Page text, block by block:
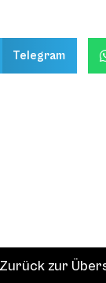
Telegram
Zurück zur